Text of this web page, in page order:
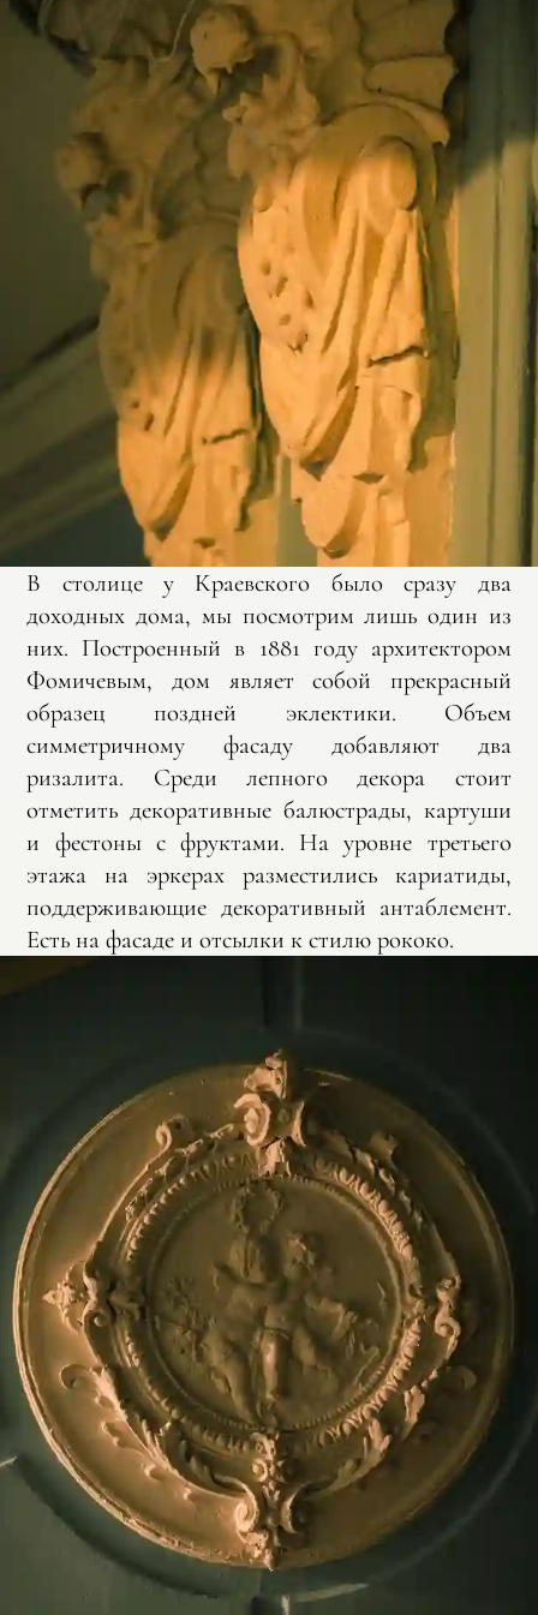
В столице у Краевского было сразу два
доходных дома, мы посмотрим лишь один из
них. Построенный в 1881 году архитектором
Фомичевым, дом являет собой прекрасный
образец поздней эклектики. Объем
симметричному фасаду добавляют два
ризалита. Среди лепного декора стоит
отметить декоративные балюстрады, картуши
и фестоны с фруктами. На уровне третьего
этажа на эркерах разместились кариатиды,
поддерживающие декоративный антаблемент.
Есть на фасаде и отсылки к стилю рококо.